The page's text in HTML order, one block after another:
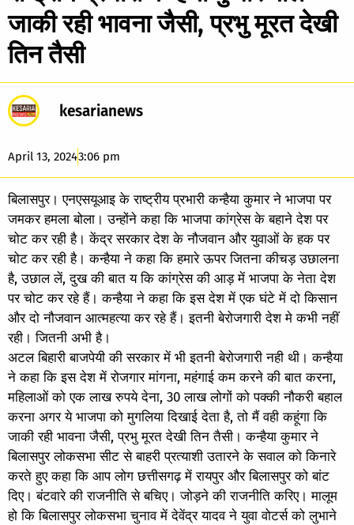
जाकी रही भावना जैसी, प्रभु मूरत देखी
तिन तैसी
kesarianews
April 13, 20243:06 pm
बिलासपुर। एनएसयूआइ के राष्ट्रीय प्रभारी कन्हैया कुमार ने भाजपा पर
जमकर हमला बोला। उन्होंने कहा कि भाजपा कांग्रेस के बहाने देश पर
चोट कर रही है। केंद्र सरकार देश के नौजवान और युवाओं के हक पर
चोट कर रही है। कन्हैया ने कहा कि हमारे ऊपर जितना कीचड़ उछालना
है, उछाल लें, दुख की बात य कि कांग्रेस की आड़ में भाजपा के नेता देश
पर चोट कर रहे हैं। कन्हैया ने कहा कि इस देश में एक घंटे में दो किसान
और दो नौजवान आत्महत्या कर रहे हैं। इतनी बेरोजगारी देश मे कभी नहीं
रही। जितनी अभी है।
अटल बिहारी बाजपेयी की सरकार में भी इतनी बेरोजगारी नही थी। कन्हैया
ने कहा कि इस देश में रोजगार मांगना, महंगाई कम करने की बात करना,
महिलाओं को एक लाख रुपये देना, 30 लाख लोगों को पक्की नौकरी बहाल
करना अगर ये भाजपा को मुगलिया दिखाई देता है, तो मैं वही कहूंगा कि
जाकी रही भावना जैसी, प्रभु मूरत देखी तिन तैसी। कन्हैया कुमार ने
बिलासपुर लोकसभा सीट से बाहरी प्रत्याशी उतारने के सवाल को किनारे
करते हुए कहा कि आप लोग छत्तीसगढ़ में रायपुर और बिलासपुर को बांट
दिए। बंटवारे की राजनीति से बचिए। जोड़ने की राजनीति करिए। मालूम
हो कि बिलासपुर लोकसभा चुनाव में देवेंद्र यादव ने युवा वोटर्स को लुभाने